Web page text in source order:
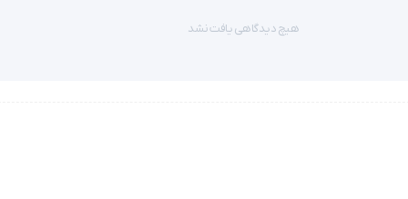
مجهز به نمایشگر هوشمند است که میزان فشار آب، وضعیت شارژ باتری
هیچ دیدگاهی یافت نشد